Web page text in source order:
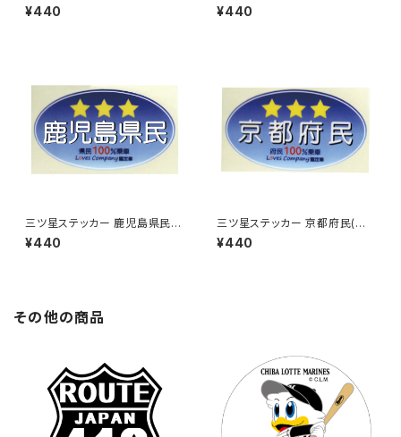
ルー)
¥440 ルー)
¥440
三ツ星ステッカー 鹿児島県民
(ブルー)
¥440
三ツ星ステッカー 京都府民(ブ
ルー)
¥440
その他の商品